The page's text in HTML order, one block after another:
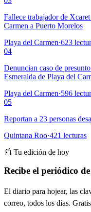
Fallece trabajador de
Carmen a Puerto Morelos
Playa del Carmen·623
04
Denuncian caso de
Esmeralda de Playa del
Playa del Carmen·596
05
Reportan a 23 personas
Quintana Roo·421 lecturas
📰 Tu edición de hoy
Recibe el periódico
El diario para hojear, las
correo, todos los días.